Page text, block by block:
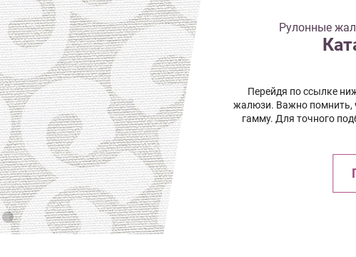
Рулонные
Перейдя по ссылке
жалюзи. Важно помнить,
гамму. Для точного